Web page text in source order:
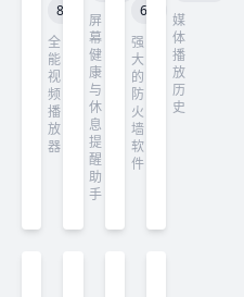
8.5
全
能
视
频
播
放
器
屏
幕
健
康
与
休
息
提
醒
助
手
6.5
强
大
的
防
火
墙
软
件
媒
体
播
放
历
史